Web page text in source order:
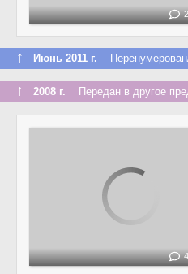
2
↑ Июнь 2011 г. Перенумерован/
↑ 2008 г. Передан в другое
4